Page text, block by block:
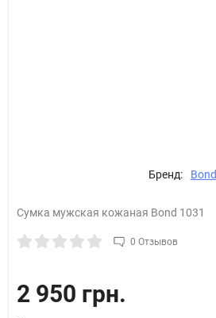
Бренд: Bond
Сумка мужская кожаная Bond 1031
0 Отзывов
2 950 грн.